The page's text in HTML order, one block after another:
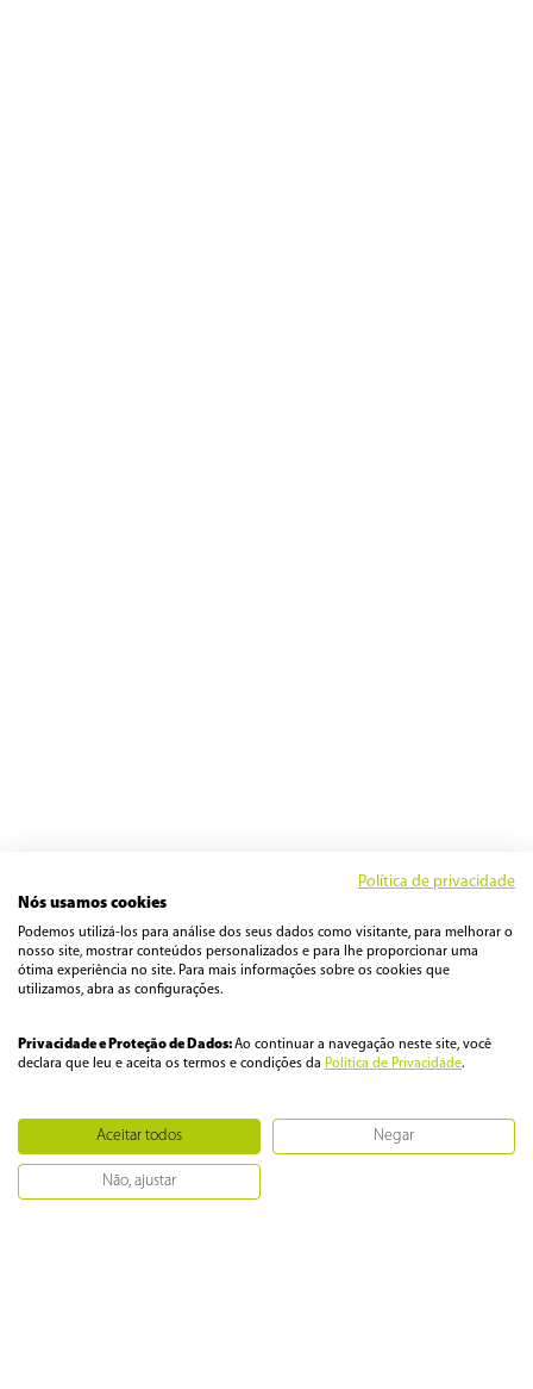
Política de privacidade
Nós usamos cookies
Podemos utilizá-los para análise dos seus dados como visitante, para melhorar o
nosso site, mostrar conteúdos personalizados e para lhe proporcionar uma
ótima experiência no site. Para mais informações sobre os cookies que
utilizamos, abra as configurações.
Privacidade e Proteção de Dados:Ao continuar a navegação neste site, você
declara que leu e aceita os termos e condições da Política de Privacidade.
Aceitar todos Negar
Não, ajustar